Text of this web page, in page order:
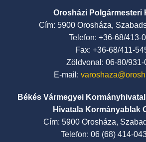
Orosházi Polgármesteri
Cím: 5900 Orosháza,
Telefon: +36-68/413-
Fax: +36-68/411-
Zöldvonal: 06-80/931-
E-mail:
Békés Vármegyei
Hivatala Kormányablak
Cím: 5900 Orosháza,
Telefon: 06 (68) 414-